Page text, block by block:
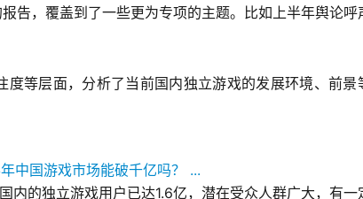
，覆盖到了一些更为专项的主题。比如上半年舆论呼
等层面，分析了当前国内独立游戏的发展环境、前景
的独立游戏用户已达1.6亿，潜在受众人群广大，有一